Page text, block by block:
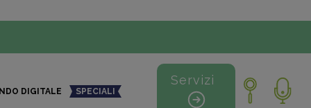
DIGITALE SPECIALI
Servizi